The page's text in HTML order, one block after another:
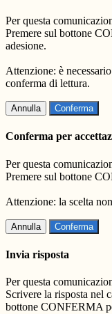
Per questa
Premere sul bottone
adesione.
Attenzione: è
conferma di lettura.
Annulla Conferma
Conferma per
Per questa
Premere sul bottone
Attenzione: la scelta
Annulla Conferma
Invia risposta
Per questa
Scrivere la risposta nel
bottone CONFERMA